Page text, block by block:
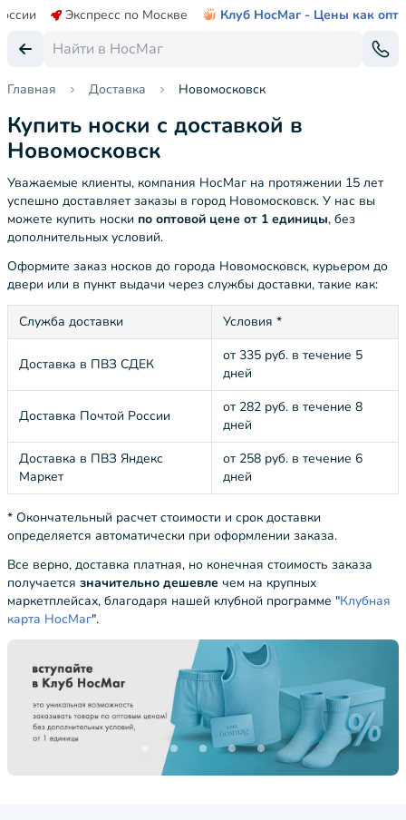
Экспресс по Москве Клуб НосМаг - Цены как опт
Главная Доставка Новомосковск
Купить носки с доставкой в
Новомосковск
Уважаемые клиенты, компания НосМаг на протяжении 15 лет
успешно доставляет заказы в город Новомосковск. У нас вы
можете купить носки по оптовой цене от 1 единицы, без
дополнительных условий.
Оформите заказ носков до города Новомосковск, курьером до
двери или в пункт выдачи через службы доставки, такие как:
Служба доставки Условия *
Доставка в ПВЗ СДЕК
от 335 руб. в течение 5
дней
Доставка Почтой России
от 282 руб. в течение 8
дней
Доставка в ПВЗ Яндекс
Маркет
от 258 руб. в течение 6
дней
* Окончательный расчет стоимости и срок доставки
определяется автоматически при оформлении заказа.
Все верно, доставка платная, но конечная стоимость заказа
получается значительно дешевле чем на крупных
маркетплейсах, благодаря нашей клубной программе "Клубная
карта НосМаг".